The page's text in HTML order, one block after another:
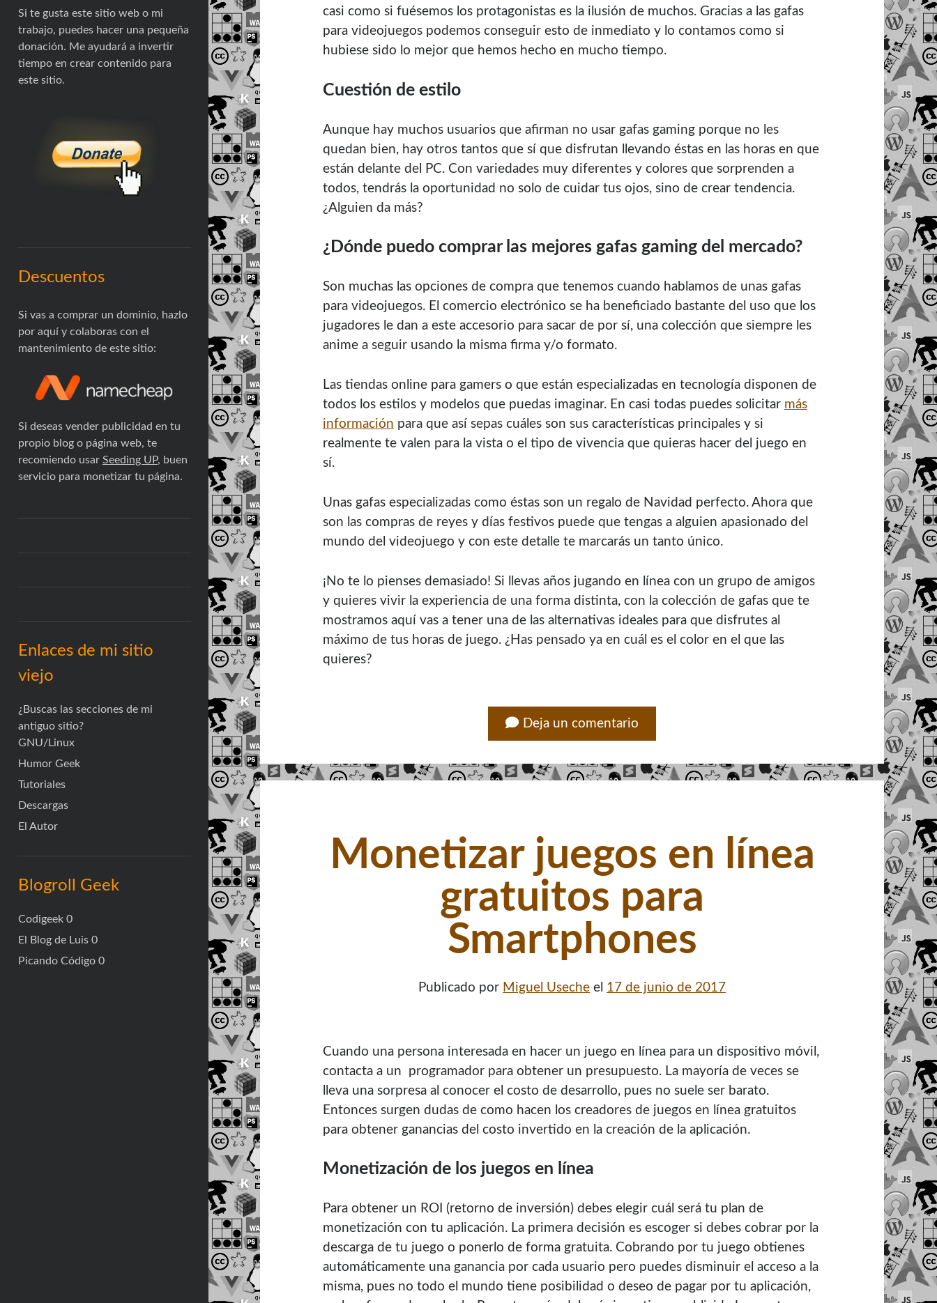
Si te gusta este sitio web o mi
trabajo, puedes hacer una pequeña
donación. Me ayudará a invertir
tiempo en crear contenido para
este sitio.
Descuentos
Si vas a comprar un dominio, hazlo
por aquí y colaboras con el
mantenimiento de este sitio:
Si deseas vender publicidad en tu
propio blog o página web, te
recomiendo usar Seeding UP, buen
servicio para monetizar tu página.
Enlaces de mi sitio
viejo
¿Buscas las secciones de mi
antiguo sitio?
GNU/Linux
Humor Geek
Tutoriales
Descargas
El Autor
Blogroll Geek
Codigeek0
El Blog de Luis0
Picando Código0
casi como si fuésemos los protagonistas es la ilusión de muchos. Gracias a las gafas
para videojuegos podemos conseguir esto de inmediato y lo contamos como si
hubiese sido lo mejor que hemos hecho en mucho tiempo.
Cuestión de estilo
Aunque hay muchos usuarios que afirman no usar gafas gaming porque no les
quedan bien, hay otros tantos que sí que disfrutan llevando éstas en las horas en que
están delante del PC. Con variedades muy diferentes y colores que sorprenden a
todos, tendrás la oportunidad no solo de cuidar tus ojos, sino de crear tendencia.
¿Alguien da más?
¿Dónde puedo comprar las mejores gafas gaming del mercado?
Son muchas las opciones de compra que tenemos cuando hablamos de unas gafas
para videojuegos. El comercio electrónico se ha beneficiado bastante del uso que los
jugadores le dan a este accesorio para sacar de por sí, una colección que siempre les
anime a seguir usando la misma firma y/o formato.
Las tiendas online para gamers o que están especializadas en tecnología disponen de
todos los estilos y modelos que puedas imaginar. En casi todas puedes solicitar más
información para que así sepas cuáles son sus características principales y si
realmente te valen para la vista o el tipo de vivencia que quieras hacer del juego en
sí.
Unas gafas especializadas como éstas son un regalo de Navidad perfecto. Ahora que
son las compras de reyes y días festivos puede que tengas a alguien apasionado del
mundo del videojuego y con este detalle te marcarás un tanto único.
¡No te lo pienses demasiado! Si llevas años jugando en línea con un grupo de amigos
y quieres vivir la experiencia de una forma distinta, con la colección de gafas que te
mostramos aquí vas a tener una de las alternativas ideales para que disfrutes al
máximo de tus horas de juego. ¿Has pensado ya en cuál es el color en el que las
quieres?
Deja un comentario
Monetizar juegos en línea
gratuitos para
Smartphones
Publicado por Miguel Useche el 17 de junio de 2017
Cuando una persona interesada en hacer un juego en línea para un dispositivo móvil,
contacta a un programador para obtener un presupuesto. La mayoría de veces se
lleva una sorpresa al conocer el costo de desarrollo, pues no suele ser barato.
Entonces surgen dudas de como hacen los creadores de juegos en línea gratuitos
para obtener ganancias del costo invertido en la creación de la aplicación.
Monetización de los juegos en línea
Para obtener un ROI (retorno de inversión) debes elegir cuál será tu plan de
monetización con tu aplicación. La primera decisión es escoger si debes cobrar por la
descarga de tu juego o ponerlo de forma gratuita. Cobrando por tu juego obtienes
automáticamente una ganancia por cada usuario pero puedes disminuir el acceso a la
misma, pues no todo el mundo tiene posibilidad o deseo de pagar por tu aplicación,